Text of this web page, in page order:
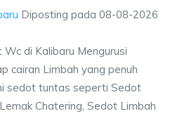
Diposting pada 08-08-2026
di Kalibaru Mengurusi
cairan Limbah yang penuh
sedot tuntas seperti Sedot
Chatering, Sedot Limbah